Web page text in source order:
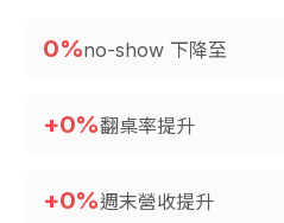
0%no-show 下降至
+0%翻桌率提升
+0%週末營收提升